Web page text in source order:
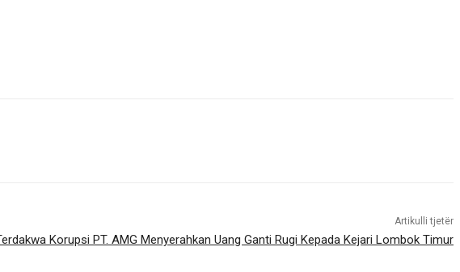
Artikulli tjetër
Korupsi PT. AMG Menyerahkan Uang Ganti Rugi Kepada Kejari Lombok Timur